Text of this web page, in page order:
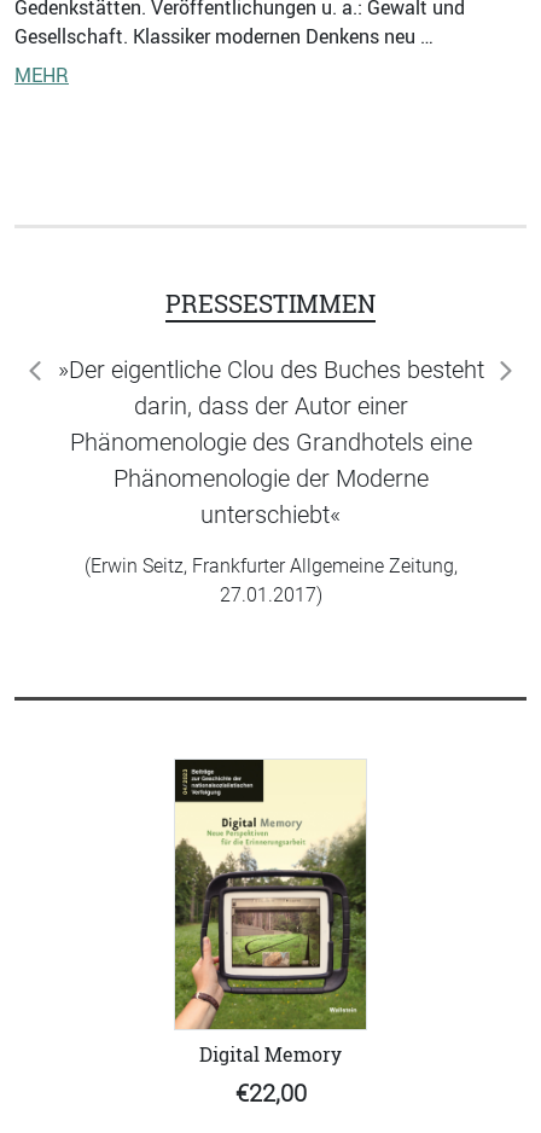
Gedenkstätten. Veröffentlichungen u. a.: Gewalt und
Gesellschaft. Klassiker modernen Denkens neu …
MEHR
PRESSESTIMMEN
»Der eigentliche Clou des Buches besteht
darin, dass der Autor einer
Phänomenologie des Grandhotels eine
Phänomenologie der Moderne
unterschiebt«
(Erwin Seitz, Frankfurter Allgemeine Zeitung,
27.01.2017)
zurück
Digital Memory
€22,00